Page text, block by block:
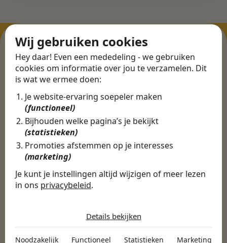
Wij gebruiken cookies
Hey daar! Even een mededeling - we gebruiken
cookies om informatie over jou te verzamelen. Dit
is wat we ermee doen:
Je website-ervaring soepeler maken
(functioneel)
Bijhouden welke pagina’s je bekijkt
(statistieken)
Promoties afstemmen op je interesses
(marketing)
Je kunt je instellingen altijd wijzigen of meer lezen
in ons privacybeleid.
Noodzakelijk
Details bekijken
Noodzakelijk Functioneel Statistieken Marketing
ERVARINGEN
Martijn vond een
nieuwe baan bij
CBEE
Door Swipe4Work heb ik op een hele
makkelijke, laagdrempelige manier eigenlijk
een hele leuke nieuwe baan gevonden. Met heel
veel nieuwe uitdagingen!
Certinia Consultant